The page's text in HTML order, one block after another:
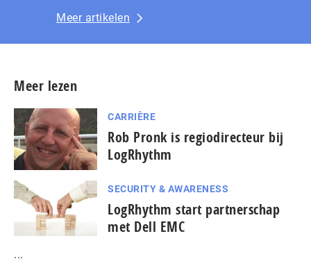
Meer artikelen
Meer lezen
CARRIÈRE
Rob Pronk is regiodirecteur bij
LogRhythm
SECURITY & AWARENESS
LogRhythm start partnerschap
met Dell EMC
...